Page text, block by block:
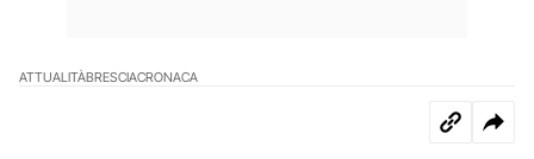
ATTUALITÀBRESCIACRONACA